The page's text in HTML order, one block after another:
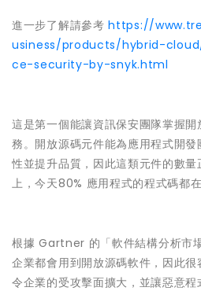
進一步了解請參考https://
usiness/products/hybrid-
ce-security-by-snyk.html
這是第一個能讓資訊保安團隊掌握
務。開放源碼元件能為應用程式開
性並提升品質，因此這類元件的數
上，今天80% 應用程式的程式碼都
根據 Gartner 的「軟件結構分析市
企業都會用到開放源碼軟件，因此很
令企業的受攻擊面擴大，並讓惡意